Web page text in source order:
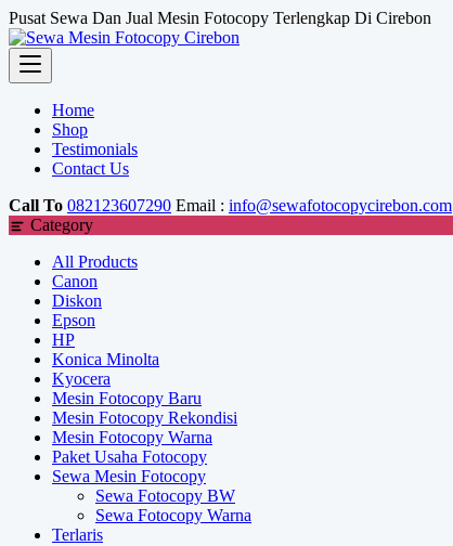
Skip
to
content
Pusat Sewa Dan Jual Mesin Fotocopy Terlengkap Di Cirebon
Home
Shop
Testimonials
Contact Us
Call To 082123607290 Email : info@sewafotocopycirebon.com
Category
All Products
Canon
Diskon
Epson
HP
Konica Minolta
Kyocera
Mesin Fotocopy Baru
Mesin Fotocopy Rekondisi
Mesin Fotocopy Warna
Paket Usaha Fotocopy
Sewa Mesin Fotocopy
Sewa Fotocopy BW
Sewa Fotocopy Warna
Terlaris